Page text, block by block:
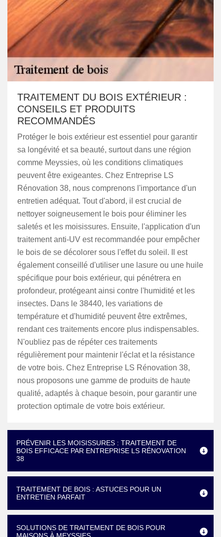
TRAITEMENT DU BOIS EXTÉRIEUR :
CONSEILS ET PRODUITS
RECOMMANDÉS
Protéger le bois extérieur est essentiel pour garantir
sa longévité et sa beauté, surtout dans une région
comme Meyssies, où les conditions climatiques
peuvent être exigeantes. Chez Entreprise LS
Rénovation 38, nous comprenons l'importance d'un
entretien adéquat. Tout d'abord, il est crucial de
nettoyer soigneusement le bois pour éliminer les
saletés et les moisissures. Ensuite, l'application d'un
traitement anti-UV est recommandée pour empêcher
le bois de se décolorer sous l'effet du soleil. Il est
également conseillé d'utiliser une lasure ou une huile
spécifique pour bois extérieur, qui pénétrera en
profondeur, protégeant ainsi contre l'humidité et les
insectes. Dans le 38440, les variations de
température et d'humidité peuvent être extrêmes,
rendant ces traitements encore plus indispensables.
N'oubliez pas de répéter ces traitements
régulièrement pour maintenir l'éclat et la résistance
de votre bois. Chez Entreprise LS Rénovation 38,
nous proposons une gamme de produits de haute
qualité, adaptés à chaque besoin, pour garantir une
protection optimale de votre bois extérieur.
PRÉVENIR LES MOISISSURES : TRAITEMENT DE
BOIS EFFICACE PAR ENTREPRISE LS RÉNOVATION
38
TRAITEMENT DE BOIS : ASTUCES POUR UN
ENTRETIEN PARFAIT
SOLUTIONS DE TRAITEMENT DE BOIS POUR